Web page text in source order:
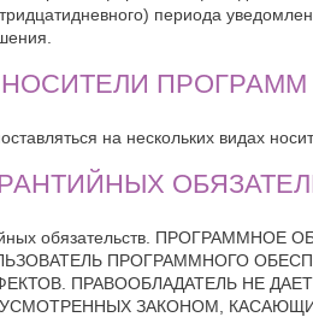
периода
НОСИТЕЛИ ПРОГРАММ
на нескольких видах
обязательств.
ПРОГРАММНОГО
ПРАВООБЛАДАТЕЛЬ НЕ
ЗАКОНОМ,